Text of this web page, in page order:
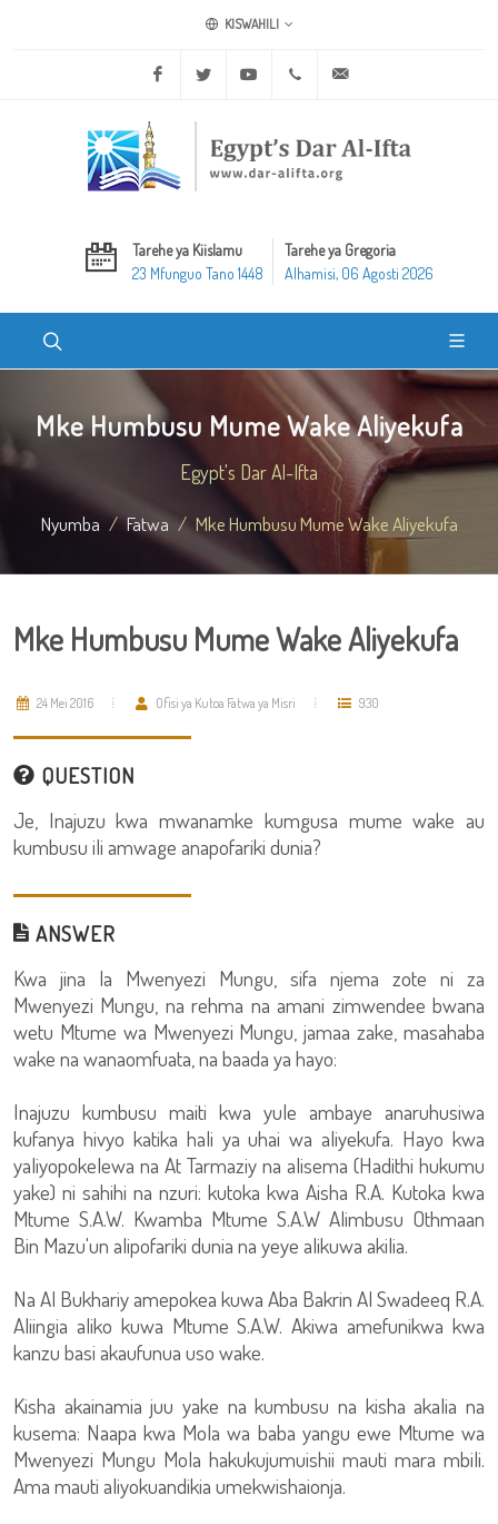
KISWAHILI
Facebook Twitter Youtube +20 2 25970400
Tarehe ya Kiislamu
23 Mfunguo Tano 1448
Tarehe ya Gregoria
Alhamisi, 06 Agosti 2026
Mke Humbusu Mume Wake Aliyekufa
Egypt's Dar Al-Ifta
Nyumba Fatwa Mke Humbusu Mume Wake Aliyekufa
Mke Humbusu Mume Wake Aliyekufa
24 Mei 2016 Ofisi ya Kutoa Fatwa ya Misri 930
QUESTION
Je, Inajuzu kwa mwanamke kumgusa mume wake au
kumbusu ili amwage anapofariki dunia?
ANSWER
Kwa jina la Mwenyezi Mungu, sifa njema zote ni za
Mwenyezi Mungu, na rehma na amani zimwendee bwana
wetu Mtume wa Mwenyezi Mungu, jamaa zake, masahaba
wake na wanaomfuata, na baada ya hayo:
Inajuzu kumbusu maiti kwa yule ambaye anaruhusiwa
kufanya hivyo katika hali ya uhai wa aliyekufa. Hayo kwa
yaliyopokelewa na At Tarmaziy na alisema (Hadithi hukumu
yake) ni sahihi na nzuri: kutoka kwa Aisha R.A. Kutoka kwa
Mtume S.A.W. Kwamba Mtume S.A.W Alimbusu Othmaan
Bin Mazu'un alipofariki dunia na yeye alikuwa akilia.
Na Al Bukhariy amepokea kuwa Aba Bakrin Al Swadeeq R.A.
Aliingia aliko kuwa Mtume S.A.W. Akiwa amefunikwa kwa
kanzu basi akaufunua uso wake.
Kisha akainamia juu yake na kumbusu na kisha akalia na
kusema: Naapa kwa Mola wa baba yangu ewe Mtume wa
Mwenyezi Mungu Mola hakukujumuishii mauti mara mbili.
Ama mauti aliyokuandikia umekwishaionja.